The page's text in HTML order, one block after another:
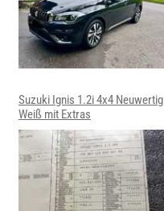
Suzuki Ignis 1.2i 4x4 Neuwertig
Weiß mit Extras